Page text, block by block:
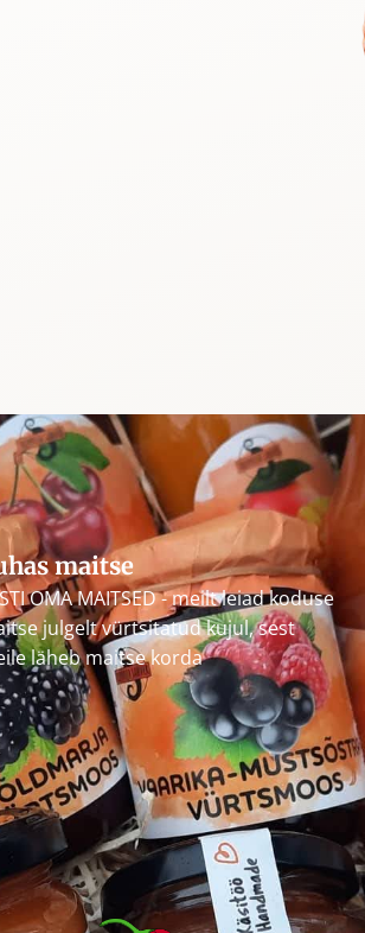
maitse
OMA MAITSED - meilt leiad koduse
julgelt vürtsitatud kujul, sest
läheb maitse korda